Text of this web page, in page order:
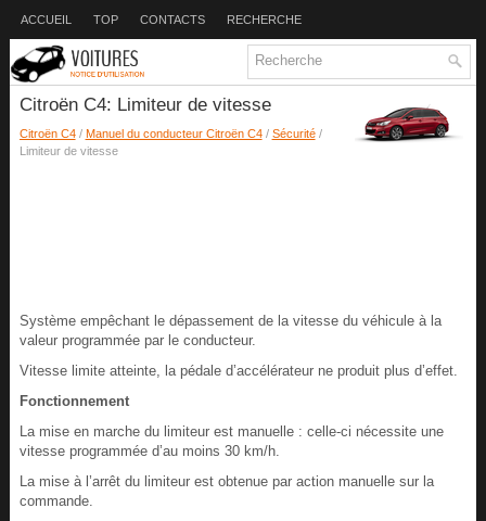
ACCUEIL TOP CONTACTS RECHERCHE
Citroën C4: Limiteur de vitesse
Citroën C4/ Manuel du conducteur Citroën C4/ Sécurité/
Limiteur de vitesse
Système empêchant le dépassement de la vitesse du véhicule à la
valeur programmée par le conducteur.
Vitesse limite atteinte, la pédale d’accélérateur ne produit plus d’effet.
Fonctionnement
La mise en marche du limiteur est manuelle : celle-ci nécessite une
vitesse programmée d’au moins 30 km/h.
La mise à l’arrêt du limiteur est obtenue par action manuelle sur la
commande.